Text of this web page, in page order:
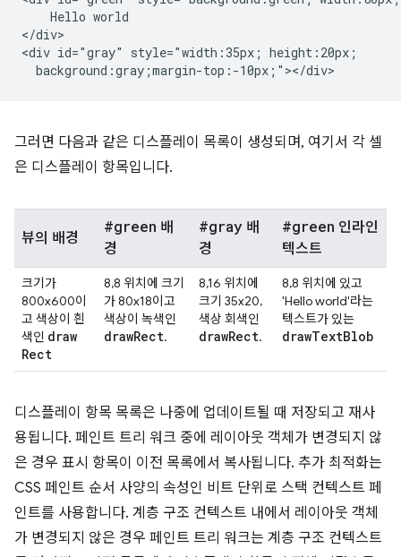
    Hello world
</div>
<div id="gray" style="width:35px; height:20px;
그러면 다음과 같은 디스플레이 목록이 생성되며, 여기서 각 셀
은 디스플레이 항목입니다.
뷰의 배경
#green 배
경
#gray 배
경
#green 인라인
텍스트
크기가
800x600이
고 색상이 흰
색인 draw
Rect
8,8 위치에 크기
가 80x18이고
색상이 녹색인
drawRect.
8,16 위치에
크기 35x20,
색상 회색인
drawRect.
8,8 위치에 있고
'Hello world'라는
텍스트가 있는
drawTextBlob
디스플레이 항목 목록은 나중에 업데이트될 때 저장되고 재사
용됩니다. 페인트 트리 워크 중에 레이아웃 객체가 변경되지 않
은 경우 표시 항목이 이전 목록에서 복사됩니다. 추가 최적화는
CSS 페인트 순서 사양의 속성인 비트 단위로 스택 컨텍스트 페
인트를 사용합니다. 계층 구조 컨텍스트 내에서 레이아웃 객체
가 변경되지 않은 경우 페인트 트리 워크는 계층 구조 컨텍스트